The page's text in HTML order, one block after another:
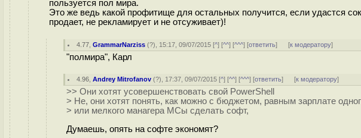
пользуется пол мира.
Это же ведь какой профитище для остальных получится, если удастся
продает, не рекламирует и не отсуживает)!
4.77 ,GrammarNarziss (?), 15:17, 09/07/2015 [^] [^^] [^^^] [ответить] [к модератору]
"полмира", Карл
4.96 ,Andrey Mitrofanov (?), 17:37, 09/07/2015 [^] [^^] [^^^] [ответить] [к модератору]
>> Они хотят усовершенствовать свой PowerShell
> Не, они хотят понять, как можно с бюджетом, равным зарплате
> или мелкого манагера МСы сделать софт,
Думаешь, опять на софте экономят?